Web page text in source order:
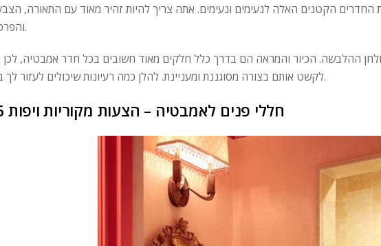
החדרים הקטנים האלה לנעימים ונעימים. אתה צריך להיות זהיר מאוד עם התאורה,
והפרטים.
ההלבשה. הכיור והמראה הם בדרך כלל חלקים מאוד חשובים בכל חדר אמבטיה, לכן
לקשט אותם בצורה מסוגננת ומעניינת. להלן כמה רעיונות שיכולים לעזור לך בכך.
36 חללי פנים לאמבטיה – הצעות מקוריות ויפות